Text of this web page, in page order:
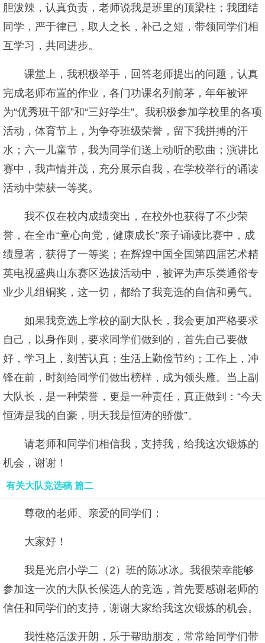
胆泼辣，认真负责，老师说我是班里的顶梁柱；我团结
同学，严于律已，取人之长，补己之短，带领同学们相
互学习，共同进步。
课堂上，我积极举手，回答老师提出的问题，认真
完成老师布置的作业，各门功课名列前茅，年年被评
为“优秀班干部”和“三好学生”。我积极参加学校里的各项
活动，体育节上，为争夺班级荣誉，留下我拼搏的汗
水；六一儿童节，我为同学们送上动听的歌曲；演讲比
赛中，我声情并茂，充分展示自我，在学校举行的诵读
活动中荣获一等奖。
我不仅在校内成绩突出，在校外也获得了不少荣
誉，在全市“童心向党，健康成长”亲子诵读比赛中，成
绩显著，获得了一等奖；在辉煌中国全国第四届艺术精
英电视盛典山东赛区选拔活动中，被评为声乐类通俗专
业少儿组铜奖，这一切，都给了我竞选的自信和勇气。
如果我竞选上学校的副大队长，我会更加严格要求
自己，以身作则，要求同学们做到的，首先自己要做
好，学习上，刻苦认真；生活上勤俭节约；工作上，冲
锋在前，时刻给同学们做出榜样，成为领头雁。当上副
大队长，是一种荣誉，更是一种责任，真正做到：“今天
恒涛是我的自豪，明天我是恒涛的骄傲”。
请老师和同学们相信我，支持我，给我这次锻炼的
机会，谢谢！
有关大队竞选稿 篇二
尊敬的老师、亲爱的同学们：
大家好！
我是光启小学二（2）班的陈冰冰。我很荣幸能够
参加这一次的大队长候选人的竞选，首先要感谢老师的
信任和同学们的支持，谢谢大家给我这次锻炼的机会。
我性格活泼开朗，乐于帮助朋友，常常给同学们带